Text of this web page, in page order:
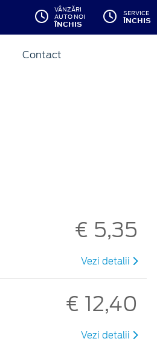
VÂNZĂRI
AUTO NOI
ÎNCHIS
SERVICE
ÎNCHIS
Contact
€ 5,35
Vezi detalii
€ 12,40
Vezi detalii